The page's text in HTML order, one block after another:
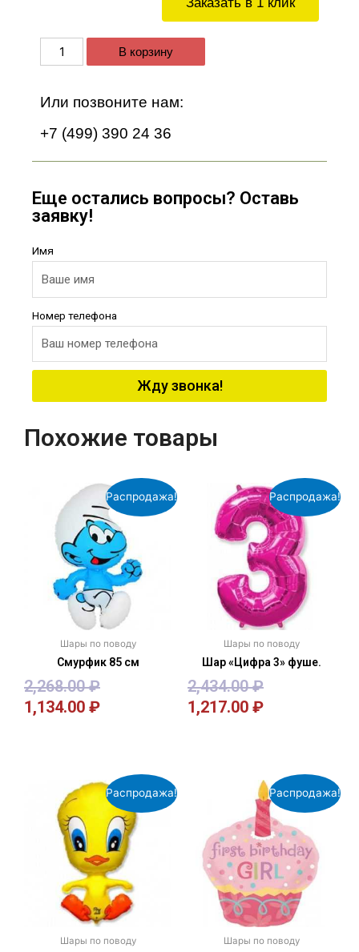
В корзину
Или позвоните нам:
+7 (499) 390 24 36
Еще остались вопросы? Оставь
заявку!
Имя
Номер телефона
Жду звонка!
Похожие товары
Распродажа!
Шары по поводу
Смурфик 85 см
2,268.00₽
1,134.00 ₽
Распродажа!
Шары по поводу
Шар «Цифра 3» фуше.
2,434.00₽
1,217.00 ₽
Распродажа!
Шары по поводу
Распродажа!
Шары по поводу